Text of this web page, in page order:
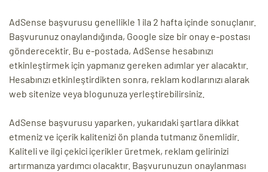
AdSense başvurusu genellikle 1 ila 2 hafta içinde sonuçlanır.
Başvurunuz onaylandığında, Google size bir onay e-postası
gönderecektir. Bu e-postada, AdSense hesabınızı
etkinleştirmek için yapmanız gereken adımlar yer alacaktır.
Hesabınızı etkinleştirdikten sonra, reklam kodlarınızı alarak
web sitenize veya blogunuza yerleştirebilirsiniz.
AdSense başvurusu yaparken, yukarıdaki şartlara dikkat
etmeniz ve içerik kalitenizi ön planda tutmanız önemlidir.
Kaliteli ve ilgi çekici içerikler üretmek, reklam gelirinizi
artırmanıza yardımcı olacaktır. Başvurunuzun onaylanması